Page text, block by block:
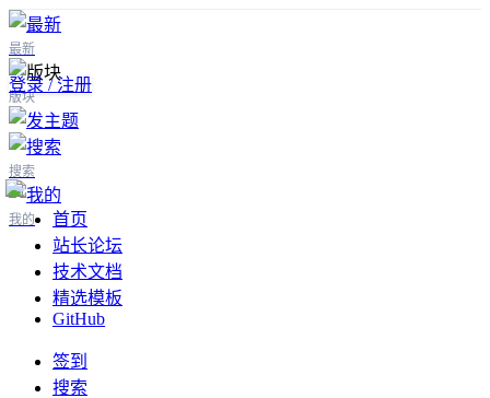
最新
版块
搜索
我的
登录 / 注册
首页
站长论坛
技术文档
精选模板
GitHub
签到
搜索